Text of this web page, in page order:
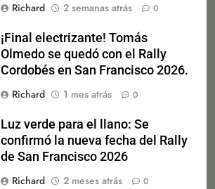
Richard
2 semanas atrás 0
¡Final electrizante! Tomás
Olmedo se quedó con el Rally
Cordobés en San Francisco 2026.
Richard
1 mes atrás 0
Luz verde para el llano: Se
confirmó la nueva fecha del Rally
de San Francisco 2026
Richard
2 meses atrás 0